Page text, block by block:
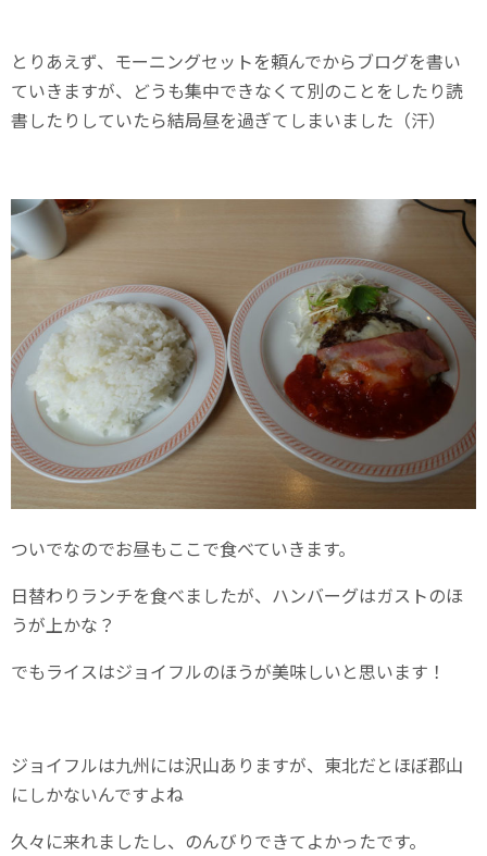
とりあえず、モーニングセットを頼んでからブログを書い
ていきますが、どうも集中できなくて別のことをしたり読
書したりしていたら結局昼を過ぎてしまいました（汗）
ついでなのでお昼もここで食べていきます。
日替わりランチを食べましたが、ハンバーグはガストのほ
うが上かな？
でもライスはジョイフルのほうが美味しいと思います！
ジョイフルは九州には沢山ありますが、東北だとほぼ郡山
にしかないんですよね
久々に来れましたし、のんびりできてよかったです。